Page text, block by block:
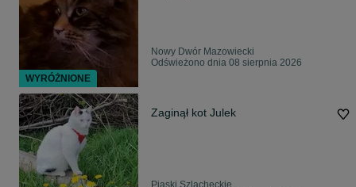
Nowy Dwór Mazowiecki
Odświeżono dnia 08 sierpnia 2026
Zaginął kot Julek
WYRÓŻNIONE